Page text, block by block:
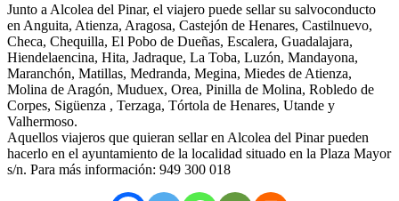
Junto a Alcolea del Pinar, el viajero puede sellar su salvoconducto
en Anguita, Atienza, Aragosa, Castejón de Henares, Castilnuevo,
Checa, Chequilla, El Pobo de Dueñas, Escalera, Guadalajara,
Hiendelaencina, Hita, Jadraque, La Toba, Luzón, Mandayona,
Maranchón, Matillas, Medranda, Megina, Miedes de Atienza,
Molina de Aragón, Muduex, Orea, Pinilla de Molina, Robledo de
Corpes, Sigüenza , Terzaga, Tórtola de Henares, Utande y
Valhermoso.
Aquellos viajeros que quieran sellar en Alcolea del Pinar pueden
hacerlo en el ayuntamiento de la localidad situado en la Plaza Mayor
s/n. Para más información: 949 300 018